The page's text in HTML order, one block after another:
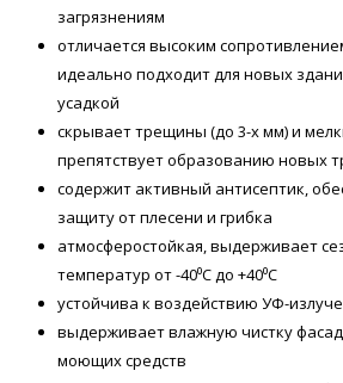
загрязнениям
отличается высоким
идеально подходит для новых
усадкой
скрывает трещины (до 3-х мм) и
препятствует образованию новых
содержит активный антисептик,
защиту от плесени и грибка
атмосферостойкая, выдерживает
температур от -40⁰С до +40⁰С
устойчива к воздействию УФ-
выдерживает влажную чистку
моющих средств